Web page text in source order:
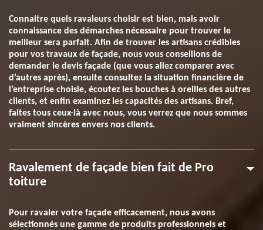
Connaitre quels ravaleurs choisir est bien, mais avoir
connaissance des démarches nécessaire pour trouver le
meilleur sera parfait. Afin de trouver les artisans crédibles
pour vos travaux de façade, nous vous conseillons de
demander le devis façade (que vous allez comparer avec
d’autres après), ensuite consultez la situation financière de
l’entreprise choisie, écoutez les bouches à oreilles des autres
clients, et enfin examinez les capacités des artisans. Bref,
faites tous ceux-là avec nous, vous verrez que nous sommes
vraiment sincères envers nos clients.
Ravalement de façade bien fait de Pro
toiture
Pour ravaler votre façade efficacement, nous avons
sélectionnés une gamme de produits professionnels et